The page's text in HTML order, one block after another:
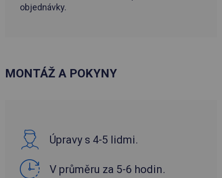
objednávky.
MONTÁŽ A POKYNY
Úpravy s 4-5 lidmi.
V průměru za 5-6 hodin.